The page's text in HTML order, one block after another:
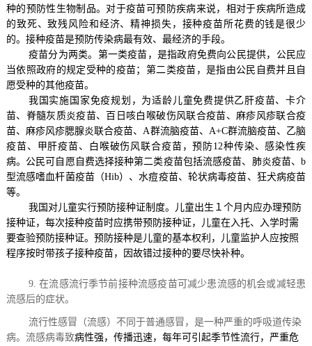
种的预防性生物制品。对于疫苗可预防疾病来说，相对于疾病所造成
的致死、致残风险和经济、精神损失，接种疫苗所花费的钱是很少
的。接种疫苗是预防传染病最有效、最经济的手段。
疫苗分为两类。第一类疫苗，是指政府免费向公民提供，公民应
当依照政府的规定受种的疫苗；第二类疫苗，是指由公民自费并且自
愿受种的其他疫苗。
我国实施国家免疫规划，为适龄儿童免费提供乙肝疫苗、卡介
苗、脊髓灰质炎疫苗、百日咳白喉破伤风联合疫苗、麻疹风疹联合疫
苗、麻疹风疹腮腺炎联合疫苗、A群流脑疫苗、 A+C群流脑疫苗、乙脑
疫苗、甲肝疫苗、白喉破伤风联合疫苗，预防12种传染、感染性疾
病。公民可自愿自费选择接种第二类疫苗包括流感疫苗、肺炎疫苗、b
型流感嗜血杆菌疫苗（Hib）、水痘疫苗、轮状病毒疫苗、狂犬病疫苗
等。
我国对儿童实行预防接种证制度。儿童出生１个月内应办理预防
接种证，每次接种疫苗时应携带预防接种证，儿童在入托、入学时需
要查验预防接种证。预防接种是儿童的基本权利，儿童监护人应按照
程序按时带孩子接种疫苗，因故错过接种的要尽快补种。
9. 在流感流行季节前接种流感疫苗可减少患流感的机会或减轻患
流感后的症状。
流行性感冒（流感）不同于普通感冒，是一种严重的呼吸道传染
病。流感病毒致病性强，传播迅速，每年可引起季节性流行，严重危